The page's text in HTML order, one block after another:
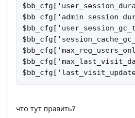
что тут править?